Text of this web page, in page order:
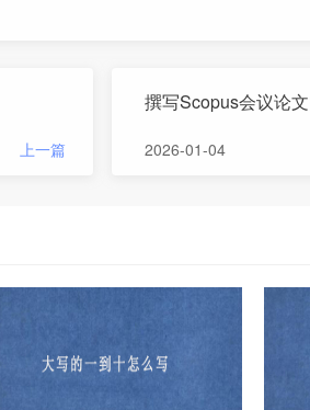
上一篇
撰写Scopus会议论
2026-01-04